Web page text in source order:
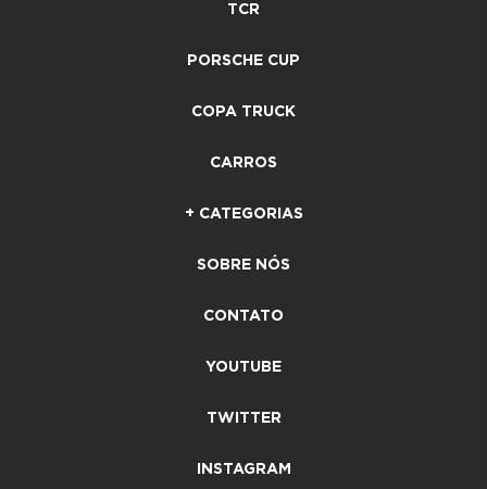
TCR
PORSCHE CUP
COPA TRUCK
CARROS
+ CATEGORIAS
SOBRE NÓS
CONTATO
YOUTUBE
TWITTER
INSTAGRAM